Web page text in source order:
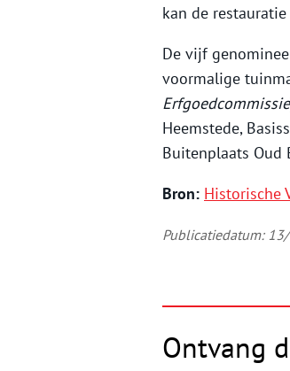
kan de
De vijf
voormalige
Erfgoedcommissie
Heemstede,
Buitenplaats Oud
Bron: Historische
Publicatiedatum:
Ontvang